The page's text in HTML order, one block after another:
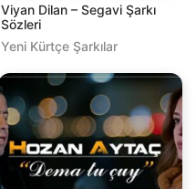
Viyan Dilan – Segavi Şarkı
Sözleri
Yeni Kürtçe Şarkılar